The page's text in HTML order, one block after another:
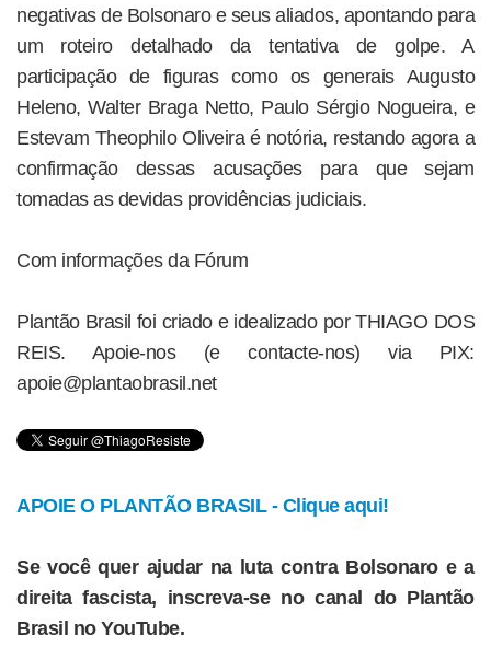
negativas de Bolsonaro e seus aliados, apontando para
um roteiro detalhado da tentativa de golpe. A
participação de figuras como os generais Augusto
Heleno, Walter Braga Netto, Paulo Sérgio Nogueira, e
Estevam Theophilo Oliveira é notória, restando agora a
confirmação dessas acusações para que sejam
tomadas as devidas providências judiciais.
Com informações da Fórum
Plantão Brasil foi criado e idealizado por THIAGO DOS
REIS. Apoie-nos (e contacte-nos) via PIX:
apoie@plantaobrasil.net
APOIE O PLANTÃO BRASIL - Clique aqui!
Se você quer ajudar na luta contra Bolsonaro e a
direita fascista, inscreva-se no canal do Plantão
Brasil no YouTube.